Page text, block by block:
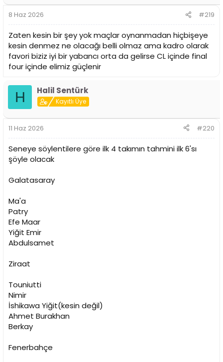
8 Haz 2026 #219
Zaten kesin bir şey yok maçlar oynanmadan hiçbişeye
kesin denmez ne olacağı belli olmaz ama kadro olarak
favori biziz iyi bir yabancı orta da gelirse CL içinde final
four içinde elimiz güçlenir
H Halil Sentürk
Kayıtlı Üye
11 Haz 2026 #220
Seneye söylentilere göre ilk 4 takımın tahmini ilk 6'sı
şöyle olacak
Galatasaray
Ma'a
Patry
Efe Maar
Yiğit Emir
Abdulsamet
Ziraat
Touniutti
Nimir
İshikawa Yiğit(kesin değil)
Ahmet Burakhan
Berkay
Fenerbahçe